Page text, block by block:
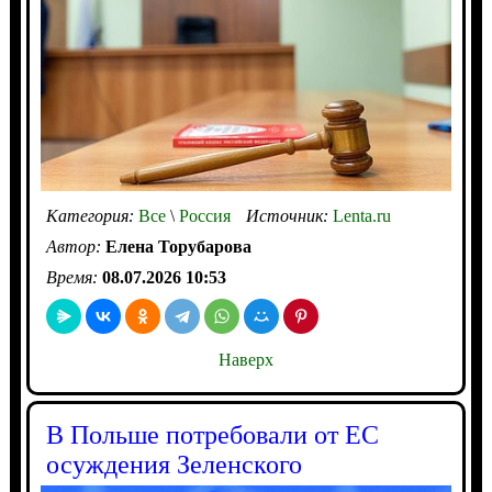
Категория: Все\Россия Источник: Lenta.ru
Автор: Елена Торубарова
Время: 08.07.2026 10:53
Наверх
В Польше потребовали от ЕС
осуждения Зеленского